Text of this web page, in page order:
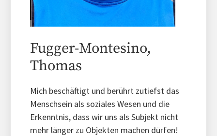
Fugger-Montesino,
Thomas
Mich beschäftigt und berührt zutiefst das
Menschsein als soziales Wesen und die
Erkenntnis, dass wir uns als Subjekt nicht
mehr länger zu Objekten machen dürfen!